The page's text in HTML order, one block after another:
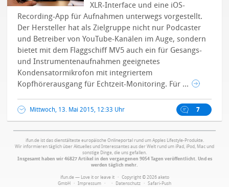
XLR-Interface und eine iOS-
Recording-App für Aufnahmen unterwegs vorgestellt.
Der Hersteller hat als Zielgruppe nicht nur Podcaster
und Betreiber von YouTube-Kanälen im Auge, sondern
bietet mit dem Flaggschiff MV5 auch ein für Gesangs-
und Instrumentenaufnahmen geeignetes
Kondensatormikrofon mit integriertem
Kopfhörerausgang für Echtzeit-Monitoring. Für ...
Mittwoch, 13. Mai 2015, 12:33 Uhr 7
ifun.de ist das dienstälteste europäische Onlineportal rund um Apples Lifestyle-Produkte.
Wir informieren täglich über Aktuelles und Interessantes aus der Welt rund um iPad, iPod, Mac und
sonstige Dinge, die uns gefallen.
Insgesamt haben wir 46827 Artikel in den vergangenen 9054 Tagen veröffentlicht. Und es
werden täglich mehr.
ifun.de — Love it or leave it · Copyright © 2026 aketo
GmbH · Impressum · · Datenschutz · Safari-Push